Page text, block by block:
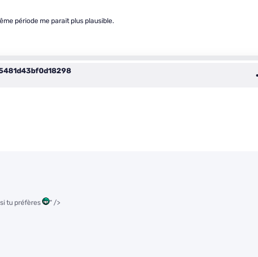
période me parait plus plausible.
tu préfères " />